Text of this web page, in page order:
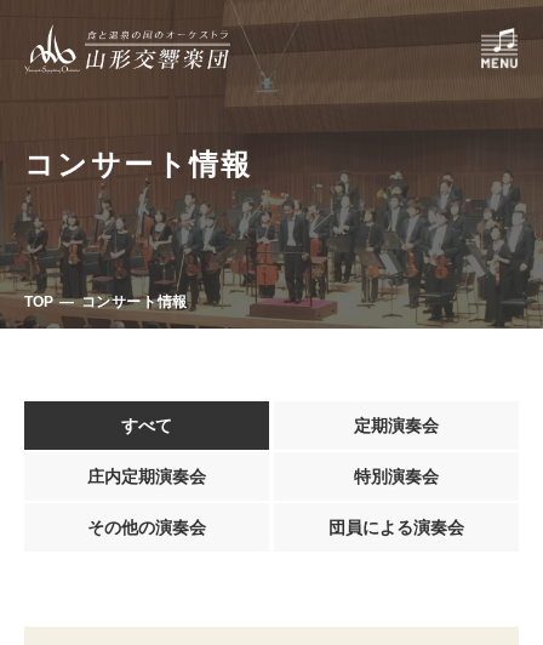
コンサート情報
TOP コンサート情報
すべて 定期演奏会
庄内定期演奏会 特別演奏会
その他の演奏会 団員による演奏会